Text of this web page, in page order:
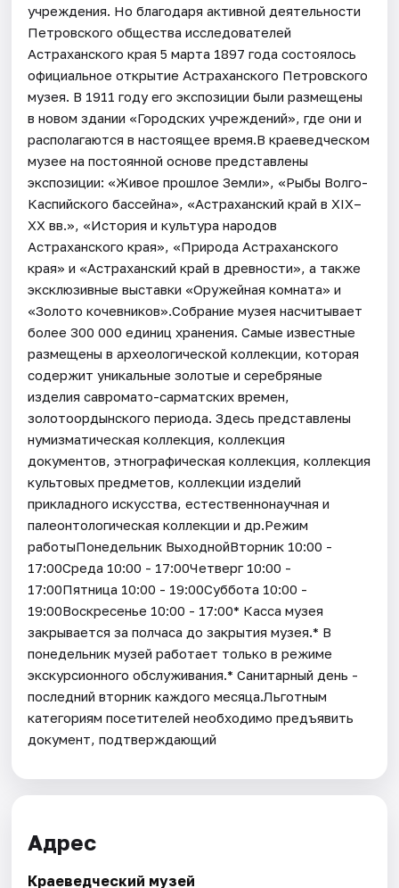
учреждения. Но благодаря активной деятельности
Петровского общества исследователей
Астраханского края 5 марта 1897 года состоялось
официальное открытие Астраханского Петровского
музея. В 1911 году его экспозиции были размещены
в новом здании «Городских учреждений», где они и
располагаются в настоящее время.В краеведческом
музее на постоянной основе представлены
экспозиции: «Живое прошлое Земли», «Рыбы Волго-
Каспийского бассейна», «Астраханский край в XIX–
XX вв.», «История и культура народов
Астраханского края», «Природа Астраханского
края» и «Астраханский край в древности», а также
эксклюзивные выставки «Оружейная комната» и
«Золото кочевников».Собрание музея насчитывает
более 300 000 единиц хранения. Самые известные
размещены в археологической коллекции, которая
содержит уникальные золотые и серебряные
изделия савромато-сарматских времен,
золотоордынского периода. Здесь представлены
нумизматическая коллекция, коллекция
документов, этнографическая коллекция, коллекция
культовых предметов, коллекции изделий
прикладного искусства, естественнонаучная и
палеонтологическая коллекции и др.Режим
работыПонедельник ВыходнойВторник 10:00 -
17:00Среда 10:00 - 17:00Четверг 10:00 -
17:00Пятница 10:00 - 19:00Суббота 10:00 -
19:00Воскресенье 10:00 - 17:00* Касса музея
закрывается за полчаса до закрытия музея.* В
понедельник музей работает только в режиме
экскурсионного обслуживания.* Санитарный день -
последний вторник каждого месяца.Льготным
категориям посетителей необходимо предъявить
документ, подтверждающий
Адрес
Краеведческий музей